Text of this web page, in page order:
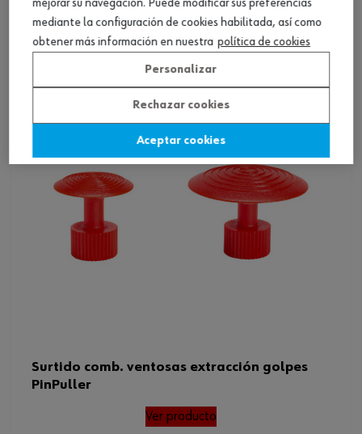
abolladuras
Ver producto
Surtido comb. ventosas extracción golpes
PinPuller
Ver producto
mejorar su navegación. Puede modificar sus preferencias
mediante la configuración de cookies habilitada, así como
obtener más información en nuestra política de cookies
Personalizar
Rechazar cookies
Aceptar cookies